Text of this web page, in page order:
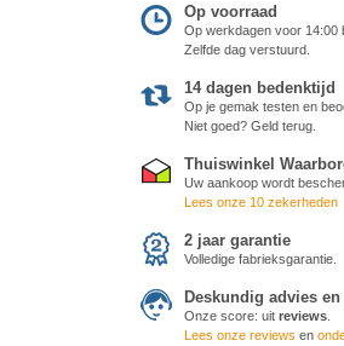
Op voorraad
Op werkdagen voor 14:00
Zelfde dag verstuurd.
14 dagen bedenktijd
Op je gemak testen en
Niet goed? Geld terug.
Thuiswinkel
Uw aankoop wordt
Lees onze 10 zekerheden
2 jaar garantie
Volledige fabrieksgarantie.
Deskundig advies
Onze score: uit reviews
Lees onze reviews en